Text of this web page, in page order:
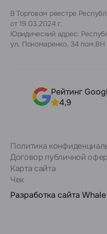
В Торговом реестре
от 19.03.2024 г.
Юридический адрес:
ул. Пономаренко, 34 пом.8Н
Рейтинг
4,9
Политика
Договор публичной
Карта сайта
Чек
Разработка сайта